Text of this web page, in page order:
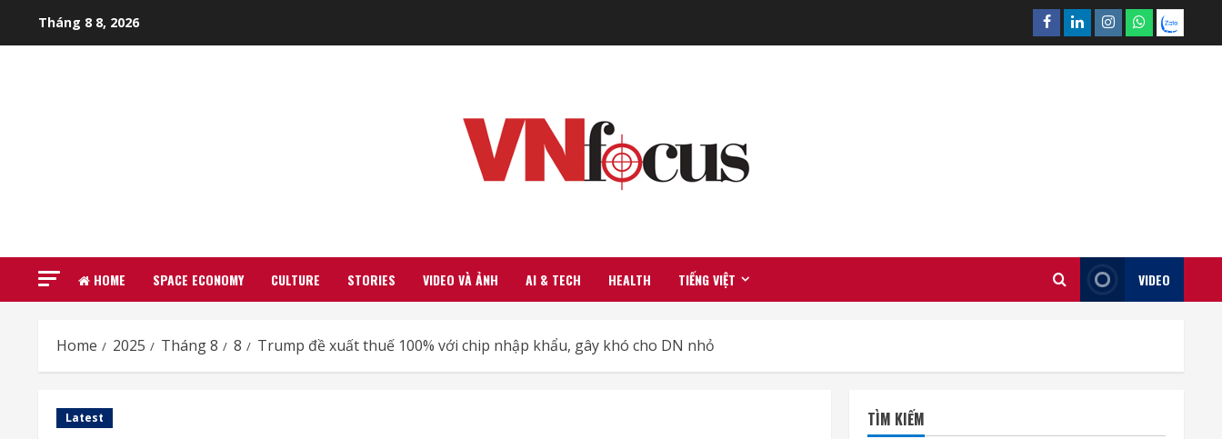
Tháng 8 8, 2026 Facebook
LinkedinInstagram
What’sapp
Zalo
HOME SPACE ECONOMY CULTURE STORIES VIDEO VÀ ẢNH AI & TECH HEALTH TIẾNG VIỆT VIDEO
Home 2025 Tháng 8 8 Trump đề xuất thuế 100% với chip nhập khẩu, gây khó cho DN nhỏ
Latest TÌM KIẾM